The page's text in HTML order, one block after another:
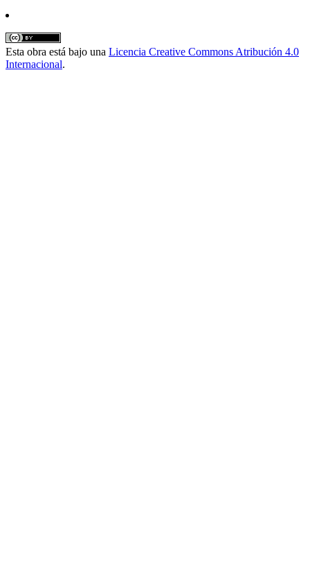
Esta obra está bajo una Licencia Creative Commons Atribución 4.0
Internacional.